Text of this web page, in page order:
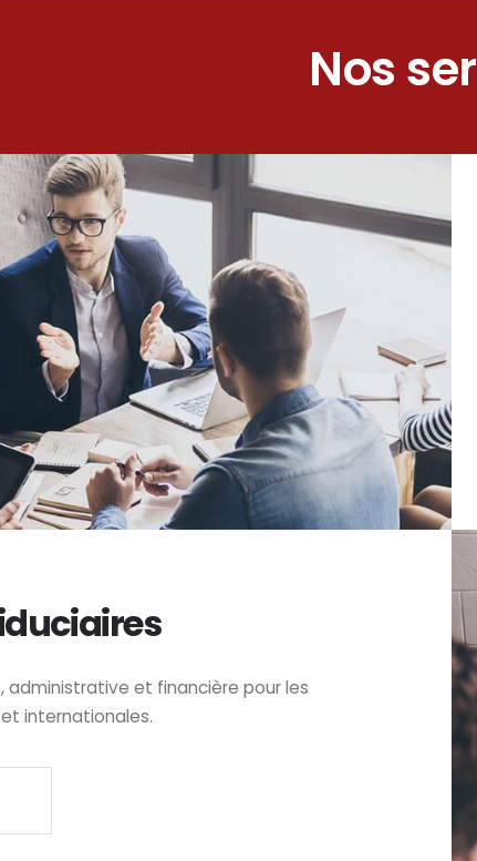
Nos
administrative et financière pour les
internationales.